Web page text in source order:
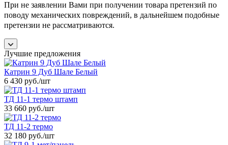
При не заявлении Вами при получении товара претензий по
поводу механических повреждений, в дальнейшем подобные
претензии не рассматриваются.
Лучшие предложения
Катрин 9 Дуб Шале Белый
6 430 руб./шт
ТД 11-1 термо штамп
33 660 руб./шт
ТД 11-2 термо
32 180 руб./шт